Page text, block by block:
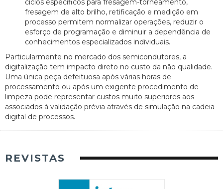
ciclos específicos para fresagem-torneamento,
fresagem de alto brilho, retificação e medição em
processo permitem normalizar operações, reduzir o
esforço de programação e diminuir a dependência de
conhecimentos especializados individuais.
Particularmente no mercado dos semicondutores, a
digitalização tem impacto direto no custo da não qualidade.
Uma única peça defeituosa após várias horas de
processamento ou após um exigente procedimento de
limpeza pode representar custos muito superiores aos
associados à validação prévia através de simulação na cadeia
digital de processos.
REVISTAS